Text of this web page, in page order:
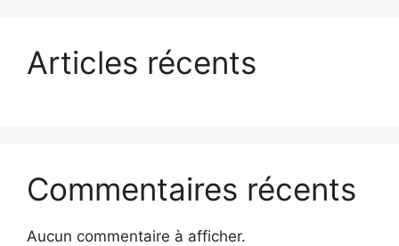
Articles récents
Commentaires récents
Aucun commentaire à afficher.